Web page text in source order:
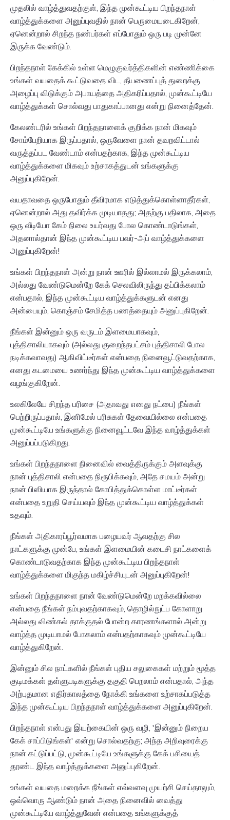
முதலில் வாழ்த்துவதற்குள், இந்த முன்கூட்டிய பிறந்தநாள்
வாழ்த்துக்களை அனுப்புவதில் நான் பெருமையடைகிறேன்,
ஏனென்றால் சிறந்த நண்பர்கள் எப்போதும் ஒரு படி முன்னே
இருக்க வேண்டும்.
பிறந்தநாள் கேக்கில் உள்ள மெழுகுவர்த்திகளின் எண்ணிக்கை
உங்கள் வயதைக் கூட்டுவதை விட, தீயணைப்புத் துறைக்கு
அழைப்பு விடுக்கும் அபாயத்தை அதிகரிப்பதால், முன்கூட்டியே
வாழ்த்துக்கள் சொல்வது பாதுகாப்பானது என்று நினைத்தேன்.
கேலண்டரில் உங்கள் பிறந்தநாளைக் குறிக்க நான் மிகவும்
சோம்பேறியாக இருப்பதால், ஒருவேளை நான் தவறவிட்டால்
வருத்தப்பட வேண்டாம் என்பதற்காக, இந்த முன்கூட்டிய
வாழ்த்துக்களை மிகவும் உற்சாகத்துடன் உங்களுக்கு
அனுப்புகிறேன்.
வயதாவதை ஒருபோதும் தீவிரமாக எடுத்துக்கொள்ளாதீர்கள்,
ஏனென்றால் அது தவிர்க்க முடியாதது; அதற்கு பதிலாக, அதை
ஒரு வீடியோ கேம் நிலை உயர்வது போல கொண்டாடுங்கள்,
அதனால்தான் இந்த முன்கூட்டிய பவர்-அப் வாழ்த்துக்களை
அனுப்புகிறேன்!
உங்கள் பிறந்தநாள் அன்று நான் ஊரில் இல்லாமல் இருக்கலாம்,
அல்லது வேண்டுமென்றே கேக் செலவிலிருந்து தப்பிக்கலாம்
என்பதால், இந்த முன்கூட்டிய வாழ்த்துக்களுடன் எனது
அன்பையும், கொஞ்சம் சேமித்த பணத்தையும் அனுப்புகிறேன்.
நீங்கள் இன்னும் ஒரு வருடம் இளமையாகவும்,
புத்திசாலியாகவும் (அல்லது குறைந்தபட்சம் புத்திசாலி போல
நடிக்கவாவது) ஆகிவிட்டீர்கள் என்பதை நினைவூட்டுவதற்காக,
எனது கடமையை உணர்ந்து இந்த முன்கூட்டிய வாழ்த்துக்களை
வழங்குகிறேன்.
உலகிலேயே சிறந்த பரிசை (அதாவது எனது நட்பை) நீங்கள்
பெற்றிருப்பதால், இனிமேல் பரிசுகள் தேவையில்லை என்பதை
முன்கூட்டியே உங்களுக்கு நினைவூட்டவே இந்த வாழ்த்துக்கள்
அனுப்பப்படுகிறது.
உங்கள் பிறந்தநாளை நினைவில் வைத்திருக்கும் அளவுக்கு
நான் புத்திசாலி என்பதை நிரூபிக்கவும், அதே சமயம் அன்று
நான் பிஸியாக இருந்தால் கோபித்துக்கொள்ள மாட்டீர்கள்
என்பதை உறுதி செய்யவும் இந்த முன்கூட்டிய வாழ்த்துக்கள்
உதவும்.
நீங்கள் அதிகாரப்பூர்வமாக பழையவர் ஆவதற்கு சில
நாட்களுக்கு முன்பே, உங்கள் இளமையின் கடைசி நாட்களைக்
கொண்டாடுவதற்காக இந்த முன்கூட்டிய பிறந்தநாள்
வாழ்த்துக்களை மிகுந்த மகிழ்ச்சியுடன் அனுப்புகிறேன்!
உங்கள் பிறந்தநாளை நான் வேண்டுமென்றே மறக்கவில்லை
என்பதை நீங்கள் நம்புவதற்காகவும், தொழில்நுட்ப கோளாறு
அல்லது விண்கல் தாக்குதல் போன்ற காரணங்களால் அன்று
வாழ்த்த முடியாமல் போகலாம் என்பதற்காகவும் முன்கூட்டியே
வாழ்த்துகிறேன்.
இன்னும் சில நாட்களில் நீங்கள் புதிய சலுகைகள் மற்றும் மூத்த
குடிமக்கள் தள்ளுபடிகளுக்கு தகுதி பெறலாம் என்பதால், அந்த
அற்புதமான எதிர்காலத்தை நோக்கி உங்களை உற்சாகப்படுத்த
இந்த முன்கூட்டிய பிறந்தநாள் வாழ்த்துக்களை அனுப்புகிறேன்.
பிறந்தநாள் என்பது இயற்கையின் ஒரு வழி, 'இன்னும் நிறைய
கேக் சாப்பிடுங்கள்' என்று சொல்வதற்கு; அந்த அறிவுரைக்கு
நான் கட்டுப்பட்டு, முன்கூட்டியே உங்களுக்கு கேக் பசியைத்
தூண்ட இந்த வாழ்த்துக்களை அனுப்புகிறேன்.
உங்கள் வயதை மறைக்க நீங்கள் எவ்வளவு முயற்சி செய்தாலும்,
ஒவ்வொரு ஆண்டும் நான் அதை நினைவில் வைத்து
முன்கூட்டியே வாழ்த்துவேன் என்பதை உங்களுக்குத்